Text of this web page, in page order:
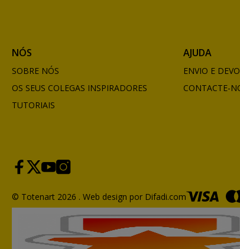
NÓS
SOBRE NÓS
OS SEUS COLEGAS INSPIRADORES
TUTORIAIS
AJUDA
ENVIO E
CONTACTE-
© Totenart 2026 . Web design por Difadi.com